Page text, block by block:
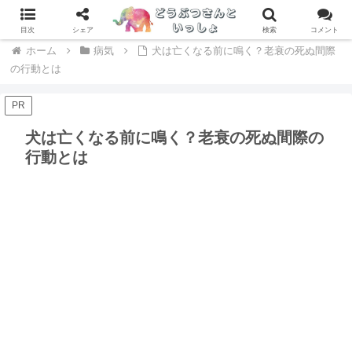
専門家が辛口レビュー！ドッグフードおすすめランキング > >
ホーム 病気
犬は亡くなる前に鳴く？老衰の死ぬ間際
の行動とは
PR
犬は亡くなる前に鳴く？老衰の死ぬ間際の
行動とは
目次 シェア 検索 コメント